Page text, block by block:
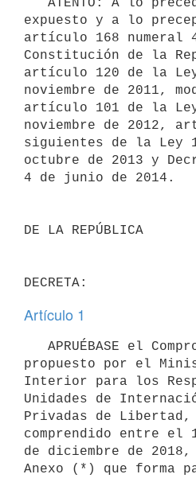
expuesto y a lo
artículo 168 numeral
Constitución de la
artículo 120 de la
noviembre de 2011,
artículo 101 de la
noviembre de 2012,
siguientes de la Ley
octubre de 2013 y
4 de junio de 2014.
DE LA REPÚBLICA
Artículo 1
propuesto por el
Interior para los
Unidades de
Privadas de
comprendido entre el
de diciembre de
Anexo (*) que forma